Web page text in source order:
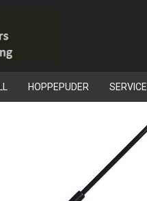
HOPPEPUDER SERVICE